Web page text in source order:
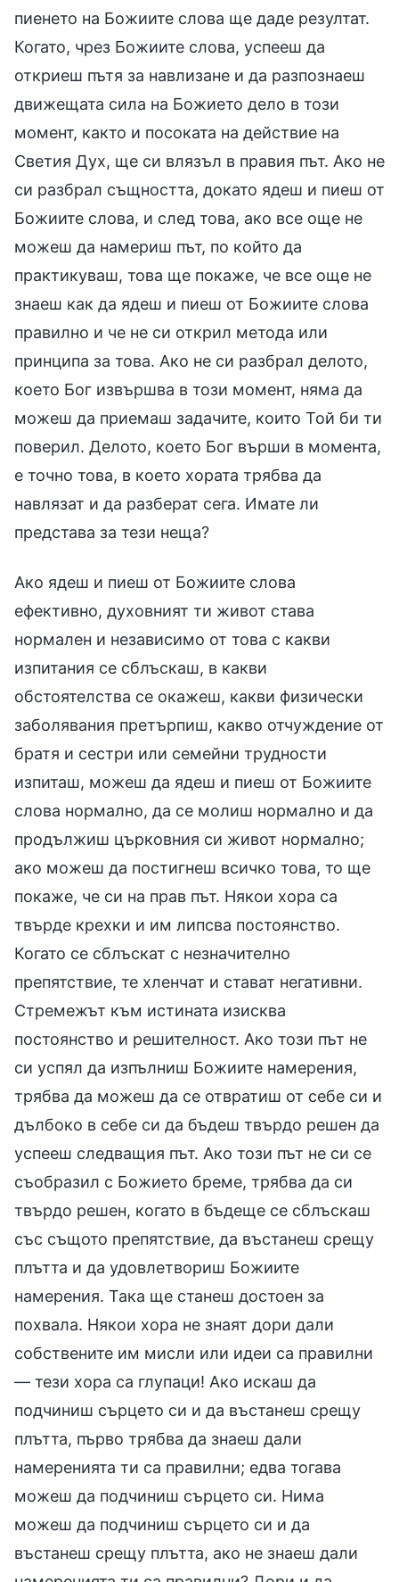
пиенето на Божиите слова ще даде резултат.
Когато, чрез Божиите слова, успееш да
откриеш пътя за навлизане и да разпознаеш
движещата сила на Божието дело в този
момент, както и посоката на действие на
Светия Дух, ще си влязъл в правия път. Ако не
си разбрал същността, докато ядеш и пиеш от
Божиите слова, и след това, ако все още не
можеш да намериш път, по който да
практикуваш, това ще покаже, че все още не
знаеш как да ядеш и пиеш от Божиите слова
правилно и че не си открил метода или
принципа за това. Ако не си разбрал делото,
което Бог извършва в този момент, няма да
можеш да приемаш задачите, които Той би ти
поверил. Делото, което Бог върши в момента,
е точно това, в което хората трябва да
навлязат и да разберат сега. Имате ли
представа за тези неща?
Ако ядеш и пиеш от Божиите слова
ефективно, духовният ти живот става
нормален и независимо от това с какви
изпитания се сблъскаш, в какви
обстоятелства се окажеш, какви физически
заболявания претърпиш, какво отчуждение от
братя и сестри или семейни трудности
изпиташ, можеш да ядеш и пиеш от Божиите
слова нормално, да се молиш нормално и да
продължиш църковния си живот нормално;
ако можеш да постигнеш всичко това, то ще
покаже, че си на прав път. Някои хора са
твърде крехки и им липсва постоянство.
Когато се сблъскат с незначително
препятствие, те хленчат и стават негативни.
Стремежът към истината изисква
постоянство и решителност. Ако този път не
си успял да изпълниш Божиите намерения,
трябва да можеш да се отвратиш от себе си и
дълбоко в себе си да бъдеш твърдо решен да
успееш следващия път. Ако този път не си се
съобразил с Божието бреме, трябва да си
твърдо решен, когато в бъдеще се сблъскаш
със същото препятствие, да въстанеш срещу
плътта и да удовлетвориш Божиите
намерения. Така ще станеш достоен за
похвала. Някои хора не знаят дори дали
собствените им мисли или идеи са правилни
— тези хора са глупаци! Ако искаш да
подчиниш сърцето си и да въстанеш срещу
плътта, първо трябва да знаеш дали
намеренията ти са правилни; едва тогава
можеш да подчиниш сърцето си. Нима
можеш да подчиниш сърцето си и да
въстанеш срещу плътта, ако не знаеш дали